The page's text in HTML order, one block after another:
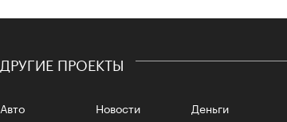
ДРУГИЕ ПРОЕКТЫ
Авто Новости Деньги